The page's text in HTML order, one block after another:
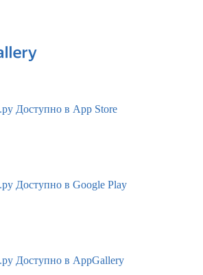
Доступно в App Store
Доступно в Google Play
Доступно в AppGallery